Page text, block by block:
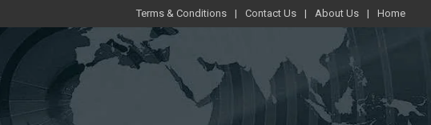
Terms & Conditions Contact Us About Us Home